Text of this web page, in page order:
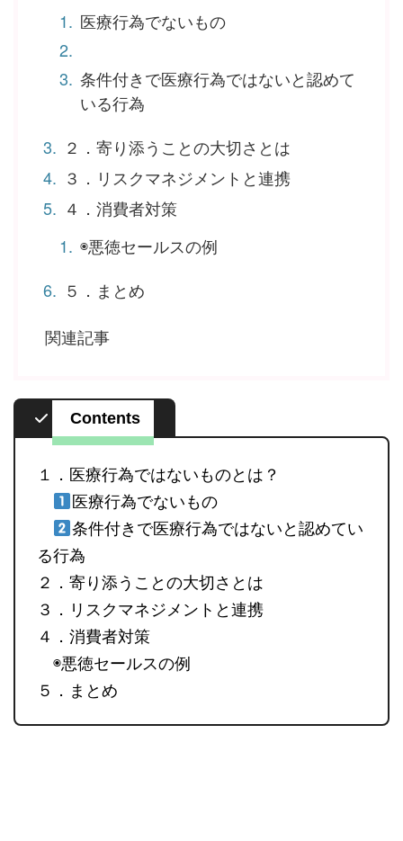
医療行為でないもの
条件付きで医療行為ではないと認めて
いる行為
２．寄り添うことの大切さとは
３．リスクマネジメントと連携
４．消費者対策
◉悪徳セールスの例
５．まとめ
関連記事
Contents
１．医療行為ではないものとは？
医療行為でないもの
条件付きで医療行為ではないと認めてい
る行為
２．寄り添うことの大切さとは
３．リスクマネジメントと連携
４．消費者対策
◉悪徳セールスの例
５．まとめ